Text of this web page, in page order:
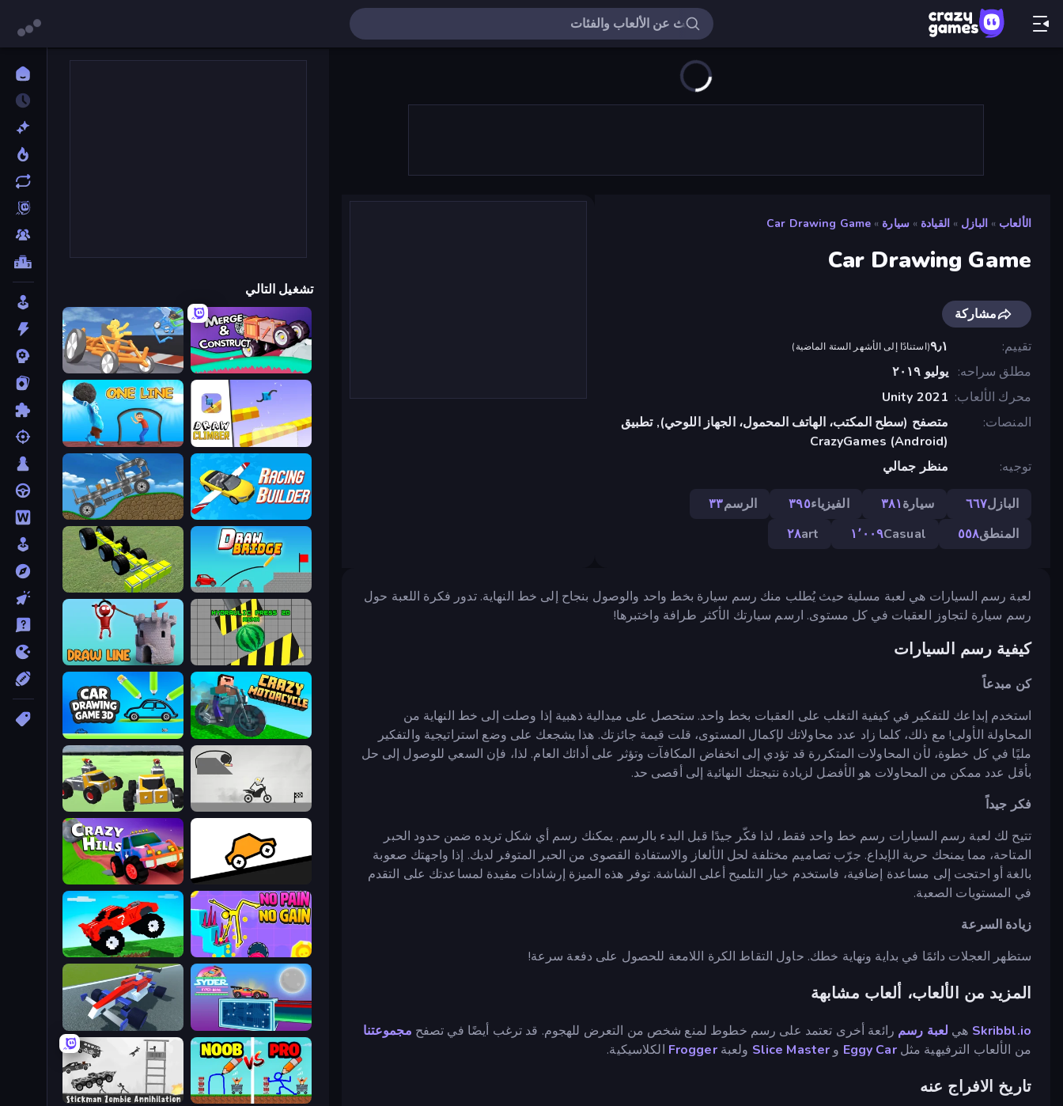
الألعاب » البازل » القيادة » سيارة »
Car Drawing Game
Car Drawing Game
مشاركة
تقييم
٩٫١(استنادًا إلى الأشهر الستة الماضية)
مطلق سراحه
يوليو ٢٠١٩
محرك الألعاب Unity 2021
المنصات
متصفح (سطح المكتب، الهاتف المحمول، الجهاز اللوحي), تطبيق
CrazyGames (Android)
توجيه
منظر جمالي
البازل٦٦٧ سيارة٣٨١ الفيزياء٣٩٥ الرسم٣٣
المنطق٥٥٨ Casual١٬٠٠٩ art٢٨
لعبة رسم السيارات هي لعبة مسلية حيث يُطلب منك رسم سيارة بخط واحد والوصول بنجاح إلى خط النهاية. تدور فكرة اللعبة حول
رسم سيارة لتجاوز العقبات في كل مستوى. ارسم سيارتك الأكثر طرافة واختبرها!
كيفية رسم السيارات
كن مبدعاً
استخدم إبداعك للتفكير في كيفية التغلب على العقبات بخط واحد. ستحصل على ميدالية ذهبية إذا وصلت إلى خط النهاية من
المحاولة الأولى! مع ذلك، كلما زاد عدد محاولاتك لإكمال المستوى، قلت قيمة جائزتك. هذا يشجعك على وضع استراتيجية والتفكير
مليًا في كل خطوة، لأن المحاولات المتكررة قد تؤدي إلى انخفاض المكافآت وتؤثر على أدائك العام. لذا، فإن السعي للوصول إلى حل
بأقل عدد ممكن من المحاولات هو الأفضل لزيادة نتيجتك النهائية إلى أقصى حد.
فكر جيداً
تتيح لك لعبة رسم السيارات رسم خط واحد فقط، لذا فكّر جيدًا قبل البدء بالرسم. يمكنك رسم أي شكل تريده ضمن حدود الحبر
المتاحة، مما يمنحك حرية الإبداع. جرّب تصاميم مختلفة لحل الألغاز والاستفادة القصوى من الحبر المتوفر لديك. إذا واجهتك صعوبة
بالغة أو احتجت إلى مساعدة إضافية، فاستخدم خيار التلميح أعلى الشاشة. توفر هذه الميزة إرشادات مفيدة لمساعدتك على التقدم
في المستويات الصعبة.
زيادة السرعة
ستظهر العجلات دائمًا في بداية ونهاية خطك. حاول التقاط الكرة اللامعة للحصول على دفعة سرعة!
المزيد من الألعاب، ألعاب مشابهة
Skribbl.io هي لعبة رسم رائعة أخرى تعتمد على رسم خطوط لمنع شخص من التعرض للهجوم. قد ترغب أيضًا في تصفح مجموعتنا
من الألعاب الترفيهية مثلEggy Car و Slice Master ولعبةFrogger الكلاسيكية.
تاريخ الافراج عنه
تشغيل التالي
Merge & Construct
Draw Crash Race
Draw Climber
One Line
Racing Builder
Move It!
Draw Bridge
Genius Mechanic
Draw Line
Crazy Motorcycle
Car Drawing Game 3D
Draw Bridge Puzzle
Crazy Hills
No Pain No Gain - Ragdoll Sandbox
Funny Mad Racing
Syder Hyper Drive
Genius Car 2
DOP Noob: Draw to Save
Stickman Zombie Annihilation